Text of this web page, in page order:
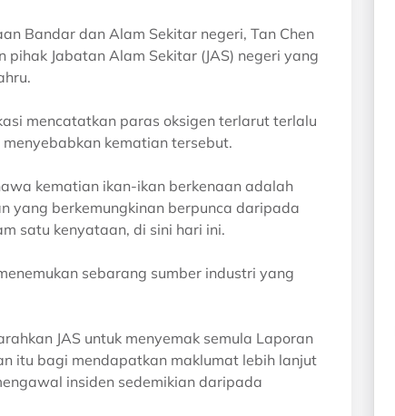
Bandar dan Alam Sekitar negeri, Tan Chen
Jabatan Alam Sekitar (JAS) negeri yang
mencatatkan paras oksigen terlarut terlalu
kematian tersebut.
kematian ikan-ikan berkenaan adalah
yang berkemungkinan berpunca daripada
satu kenyataan, di sini hari ini.
sebarang sumber industri yang
JAS untuk menyemak semula Laporan
itu bagi mendapatkan maklumat lebih lanjut
insiden sedemikian daripada